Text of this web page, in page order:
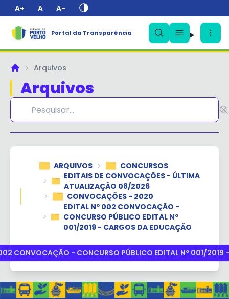
A+ A A-
Portal da Transparência
PrincipalArquivos
Arquivos
ARQUIVOS
CONCURSOS
EDITAIS DE CONVOCAÇÕES - ÚLTIMA
ATUALIZAÇÃO 08/2026
CONVOCAÇÕES - 2020
EDITAL Nº 002 CONVOCAÇÃO -
CONCURSO PÚBLICO EDITAL Nº
001/2019 - CARGOS DA EDUCAÇÃO
CONVOCAÇÃO - CONCURSO PÚBLICO EDITAL Nº 001/2019
✕